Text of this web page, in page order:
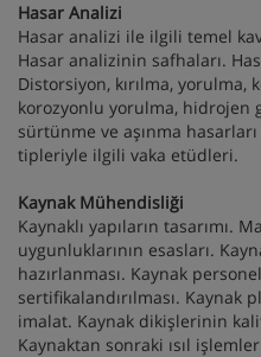
Hasar Analizi
Hasar analizi ile ilgili temel
Hasar analizinin safhaları.
Distorsiyon, kırılma, yorulma,
korozyonlu yorulma, hidrojen
sürtünme ve aşınma
tipleriyle ilgili vaka etüdleri.
Kaynak Mühendisliği
Kaynaklı yapıların tasarımı.
uygunluklarının esasları.
hazırlanması. Kaynak
sertifikalandırılması. Kaynak
imalat. Kaynak dikişlerinin
Kaynaktan sonraki ısıl